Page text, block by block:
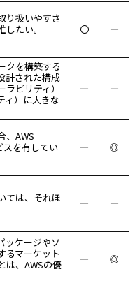
り扱いやすさ
たい。
〇 ―
クを構築する
計された構成
ビリティ）
ィ）に大きな
― ―
、AWS
を有してい
― ◎
ては、それほ
― ―
ッケージやソ
るマーケット
は、AWSの優
― ◎